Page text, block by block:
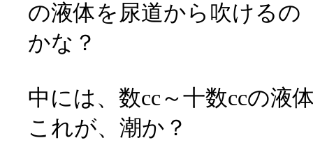
の液体を尿道から吹けるの
かな？
中には、数cc～十数ccの液
これが、潮か？